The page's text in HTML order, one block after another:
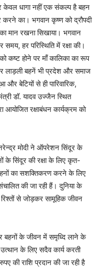
केवल धागा नहीं एक संकल्प है बहन
करने का। भगवान कृष्ण को द्रौपदी
मान रखना सिखाया। भगवान
हर परिस्थिति में रक्षा की।
को कष्ट होने पर माँ कालिका का रूप
लाड़ली बहनें भी प्रदेश और समाज
बेटियों से ही पारिवारिक,
डॉ. यादव उज्जैन स्थित
आयोजित रक्षाबंधन कार्यक्रम को
मोदी ने ऑपरेशन सिंदूर के
के सिंदूर की रक्षा के लिए कृत-
का सशक्तिकरण करने के लिए
की जा रही हैं। दुनिया के
से जोड़कर सामूहिक जीवन
बहनों के जीवन में समृध्दि लाने के
के लिए सदैव कार्य करती
की राशि प्रदान की जा रही है